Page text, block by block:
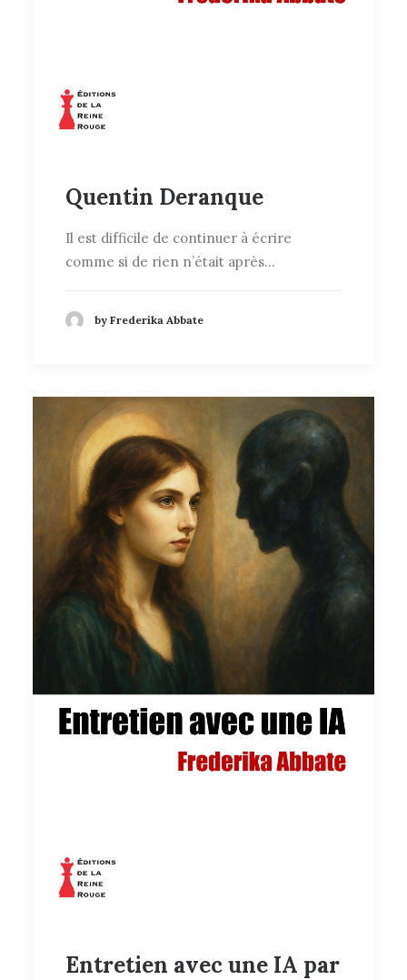
Quentin Deranque
Il est difficile de continuer à écrire
comme si de rien n’était après…
by Frederika Abbate
Entretien avec une IA par